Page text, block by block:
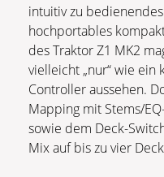
intuitiv zu
hochportables
des Traktor Z1 MK2
vielleicht „nur“ wie ein
Controller aussehen.
Mapping mit Stems/
sowie dem Deck-
Mix auf bis zu vier